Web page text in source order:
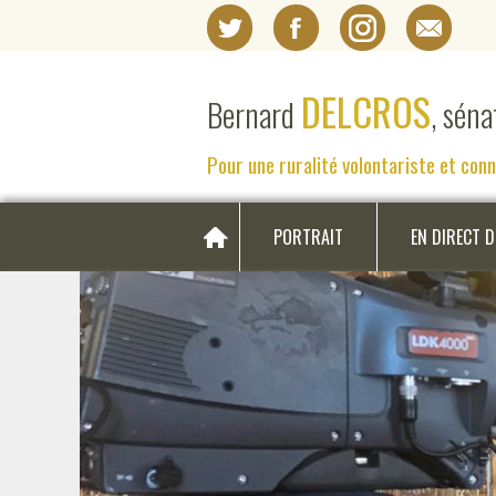
Bernard DELCROS,
Pour une ruralité volontariste et
PORTRAIT EN DIRECT